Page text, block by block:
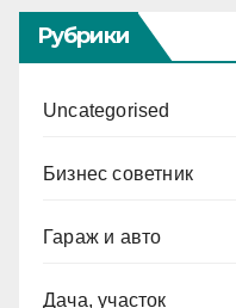
Рубрики
Uncategorised
Бизнес советник
Гараж и авто
Дача, участок